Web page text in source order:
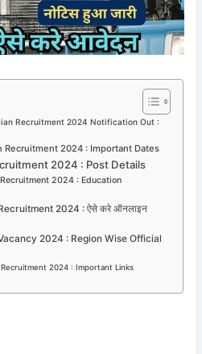
Recruitment 2024 Notification Out :
Recruitment 2024 : Important Dates
2024 : Post Details
2024 : Education
2024 : ऐसे करे ऑनलाइन
2024 : Region Wise Official
Recruitment 2024 : Important Links